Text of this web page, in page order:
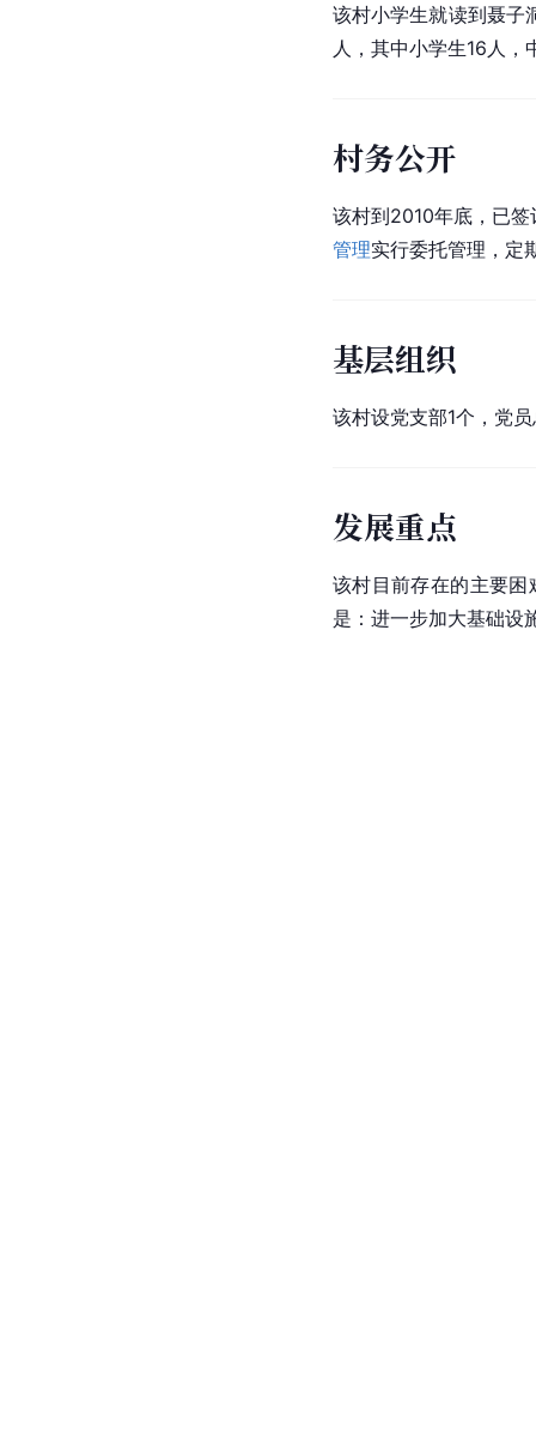
该村小学生就读到聂子
人，其中小学生16人，
村务公开
该村到2010年底，已
管理实行委托管理，定
基层组织
该村设党支部1个，党
发展重点
该村目前存在的主要
是：进一步加大基础设